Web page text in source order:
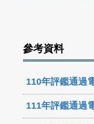
參考資料
110年評鑑通過
111年評鑑通過